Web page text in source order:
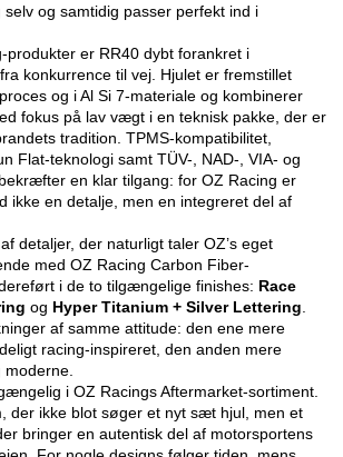
og samtidig passer perfekt ind i
produkter er RR40 dybt forankret i
konkurrence til vej. Hjulet er fremstillet
og i Al Si 7-materiale og kombinerer
fokus på lav vægt i en teknisk pakke, der er
tradition. TPMS-kompatibilitet,
Flat-teknologi samt TÜV-, NAD-, VIA- og
en klar tilgang: for OZ Racing er
ikke en detalje, men en integreret del af
detaljer, der naturligt taler OZ’s eget
med OZ Racing Carbon Fiber-
i de to tilgængelige finishes: Race
og Hyper Titanium + Silver Lettering
af samme attitude: den ene mere
racing-inspireret, den anden mere
i OZ Racings Aftermarket-sortiment.
der ikke blot søger et nyt sæt hjul, men et
bringer en autentisk del af motorsportens